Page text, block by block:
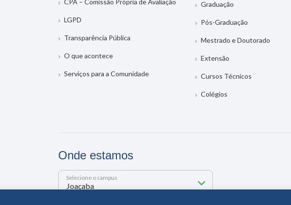
LGPD
Transparência Pública
O que acontece
Serviços para a Comunidade
Graduação
Pós-Graduação
Mestrado e Doutorado
Extensão
Cursos Técnicos
Colégios
Onde estamos
Selecione o campus